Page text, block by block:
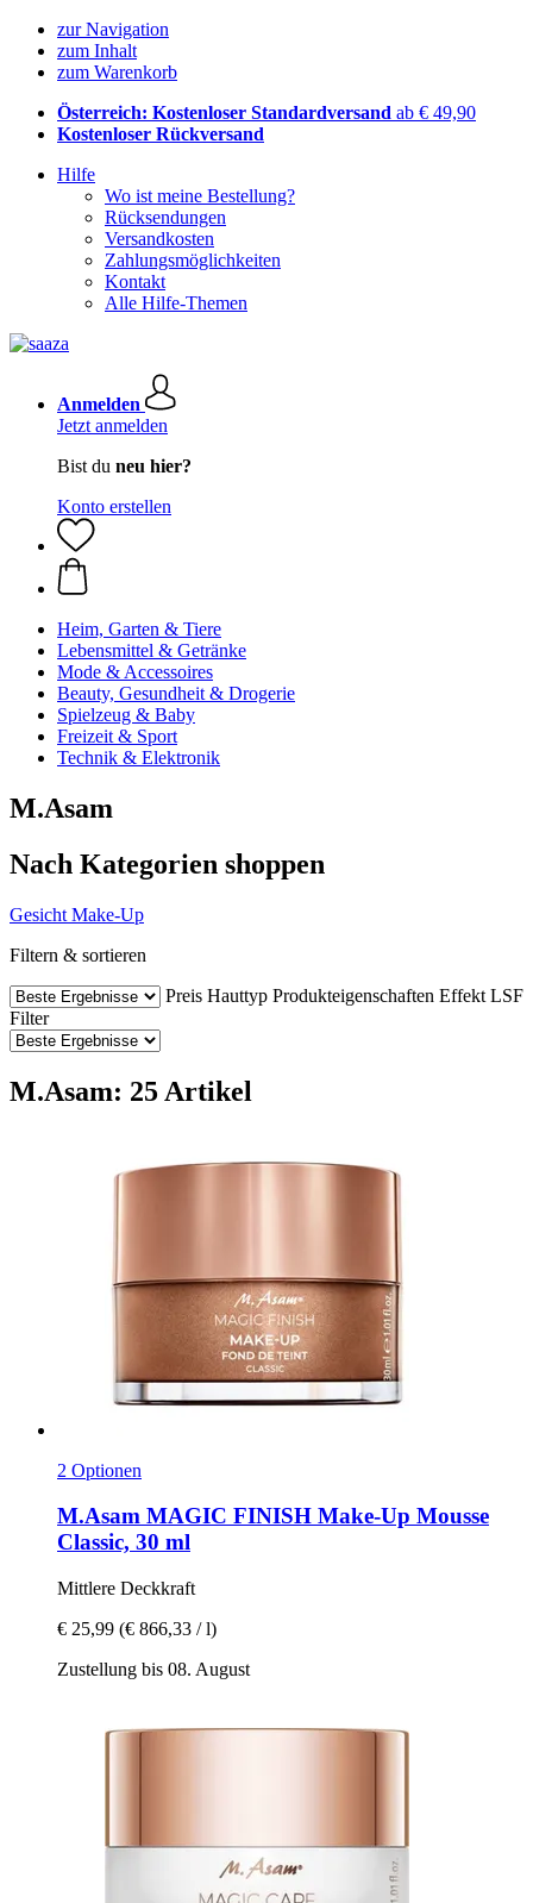
zur Navigation
zum Inhalt
zum Warenkorb
Österreich: Kostenloser Standardversand ab € 49,90
Kostenloser Rückversand
Hilfe
Wo ist meine Bestellung?
Rücksendungen
Versandkosten
Zahlungsmöglichkeiten
Kontakt
Alle Hilfe-Themen
Anmelden
Jetzt anmelden
Bist du neu hier?
Konto erstellen
Heim, Garten & Tiere
Lebensmittel & Getränke
Mode & Accessoires
Beauty, Gesundheit & Drogerie
Spielzeug & Baby
Freizeit & Sport
Technik & Elektronik
M.Asam
Nach Kategorien shoppen
Gesicht Make-Up
Filtern & sortieren
Preis Hauttyp Produkteigenschaften Effekt LSF
Filter
M.Asam: 25 Artikel
2 Optionen
M.Asam MAGIC FINISH Make-​Up Mousse
Classic, 30 ml
Mittlere Deckkraft
€ 25,99 (€ 866,33 / l)
Zustellung bis 08. August